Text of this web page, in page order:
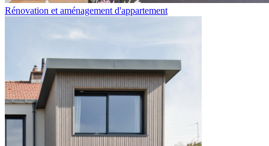
Rénovation et aménagement d'appartement